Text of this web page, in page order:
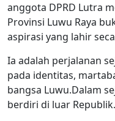
anggota DPRD Lutra
Provinsi Luwu Raya
aspirasi yang lahir
Ia adalah perjalanan
pada identitas,
bangsa Luwu.Dalam
berdiri di luar Republik.